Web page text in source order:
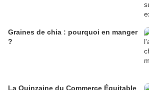
Graines de chia : pourquoi en manger
?
La Quinzaine du Commerce Équitable